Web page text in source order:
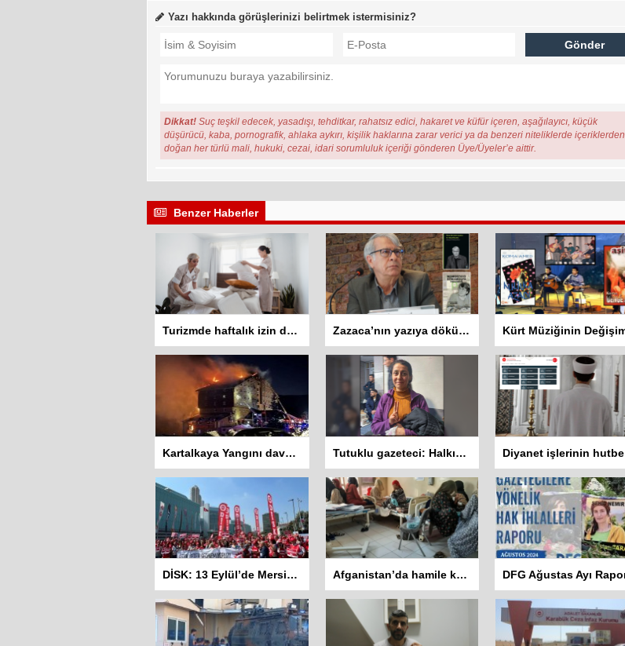
Yazı hakkında görüşlerinizi belirtmek istermisiniz?
Dikkat! Suç teşkil edecek, yasadışı, tehditkar, rahatsız edici, hakaret ve küfür içeren, aşağılayıcı, küçük
düşürücü, kaba, pornografik, ahlaka aykırı, kişilik haklarına zarar verici ya da benzeri niteliklerde içeriklerden
doğan her türlü mali, hukuki, cezai, idari sorumluluk içeriği gönderen Üye/Üyeler’e aittir.
Benzer Haberler
Turizmde haftalık izin düzenlemesi tartışma yarattı: İşçiler 10 gün çalışmadan izin kullanamayacak Zazaca’nın yazıya dökülen sesi: Mehemed Malmîsanij
Kartalkaya Yangını davasında dört sanığa ev hapsi kararı Tutuklu gazeteci: Halkın haber alma hakkını savunacağız
DİSK: 13 Eylül’de Mersin’den başlayarak mitingler yapacağız Afganistan’da hamile kadınlar doğumu ölüm korkusuyla bekliyor